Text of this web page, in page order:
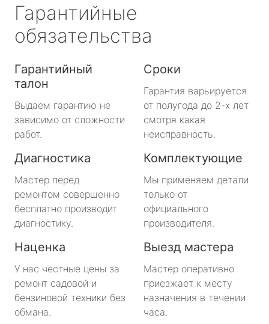
Гарантийные
обязательства
Гарантийный
талон
Выдаем гарантию не
зависимо от сложности
работ.
Сроки
Гарантия варьируется
от полугода до 2-х лет
смотря какая
неисправность.
Диагностика
Мастер перед
ремонтом совершенно
бесплатно производит
диагностику.
Комплектующие
Мы применяем детали
только от
официального
производителя.
Наценка
У нас честные цены за
ремонт садовой и
бензиновой техники без
обмана.
Выезд мастера
Мастер оперативно
приезжает к месту
назначения в течении
часа.